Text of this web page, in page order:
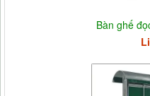
Bàn ghế